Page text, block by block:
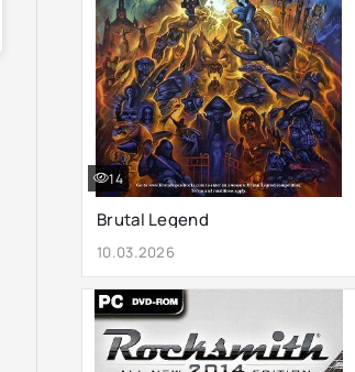
Brutal Legend
10.03.2026
14